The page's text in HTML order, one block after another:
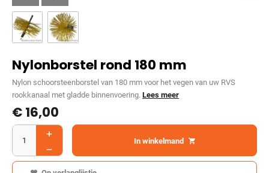
Nylonborstel rond 180 mm
Nylon schoorsteenborstel van 180 mm voor het vegen van uw RVS
rookkanaal met gladde binnenvoering. Lees meer
€16,00
In winkelmand